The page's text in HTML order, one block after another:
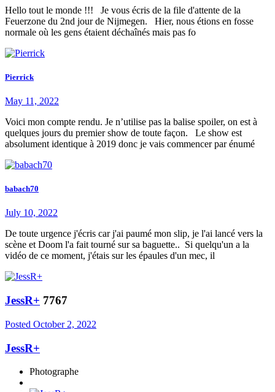
Hello tout le monde !!! Je vous écris de la file d'attente de la
Feuerzone du 2nd jour de Nijmegen. Hier, nous étions en fosse
normale où les gens étaient déchaînés mais pas fo
Pierrick
May 11, 2022
Voici mon compte rendu. Je n’utilise pas la balise spoiler, on est à
quelques jours du premier show de toute façon. Le show est
absolument identique à 2019 donc je vais commencer par énumé
babach70
July 10, 2022
De toute urgence j'écris car j'ai paumé mon slip, je l'ai lancé vers la
scène et Doom l'a fait tourné sur sa baguette.. Si quelqu'un a la
vidéo de ce moment, j'étais sur les épaules d'un mec, il
JessR+ 7767
Posted October 2, 2022
JessR+
Photographe